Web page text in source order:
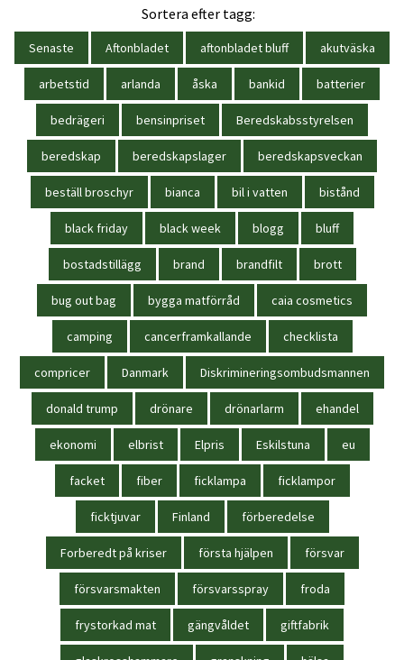
Sortera efter tagg:
Senaste Aftonbladet aftonbladet bluff akutväska
arbetstid arlanda åska bankid batterier
bedrägeri bensinpriset Beredskabsstyrelsen
beredskap beredskapslager beredskapsveckan
beställ broschyr bianca bil i vatten bistånd
black friday black week blogg bluff
bostadstillägg brand brandfilt brott
bug out bag bygga matförråd caia cosmetics
camping cancerframkallande checklista
compricer Danmark Diskrimineringsombudsmannen
donald trump drönare drönarlarm ehandel
ekonomi elbrist Elpris Eskilstuna eu
facket fiber ficklampa ficklampor
ficktjuvar Finland förberedelse
Forberedt på kriser första hjälpen försvar
försvarsmakten försvarsspray froda
frystorkad mat gängvåldet giftfabrik